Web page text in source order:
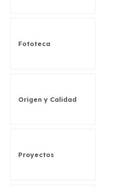
Fototeca
Origen y Calidad
Proyectos